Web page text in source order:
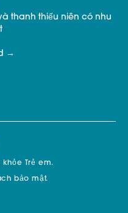
thanh thiếu niên có nhu
Trẻ em.
bảo mật.